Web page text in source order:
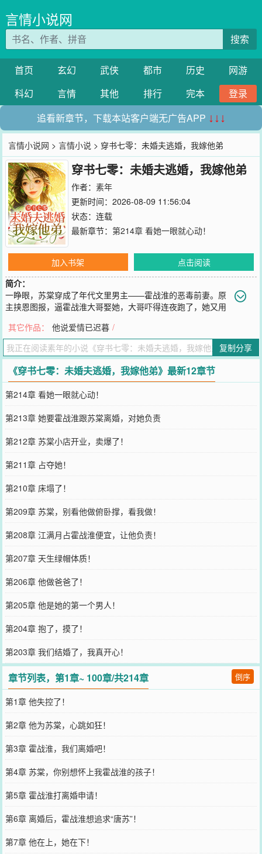
言情小说网
搜索
首页 玄幻 武侠 都市 历史
网游
科幻
言情 其他 排行 完本
登录
追看新章节，下载本站客户端无广告APP ↓↓↓
言情小说网 >言情小说 > 穿书七零：未婚夫逃婚，我嫁他弟
穿书七零：未婚夫逃婚，我嫁他弟
作者： 素年
更新时间：2026-08-09 11:56:04
状态：连载
最新章节： 第214章 看她一眼就心动！
加入书架
点击阅读
简介：
一睁眼，苏棠穿成了年代文里男主——霍战淮的恶毒前妻。原
主挟恩图报，逼霍战淮大哥娶她，大哥吓得连夜跑了，她又用
还气死了霍爷爷，霍战淮盛怒之下，把她扔进了精神病医院。她还不
消停，跟二流子私奔，最终被卖进深山，一头栽进猪圈臭死。——苏
棠不想被卖进深山，更不想被活活臭死。她想活着搞钱，包养小狼狗
逍遥快活。为活命，她连夜给霍战淮写信提离婚。她以为，霍战淮会
迫不及待地跟她离婚，好与心上人双宿双栖。谁知，去民政局离婚那
天，向来清冷克制、高不可攀的男人，却疯了般把她堵在墙角，“离
婚？下辈子都别想！”——无人知晓，霍战淮和大哥一起出任务那晚，
怀里撞进来一个女人，女人细腰娇骨、活色生香，他和大哥都对她一
见倾心。只是他已经被逼娶妻，自惭形秽，不敢痴心妄想。后来，他
才知道，夜夜入他梦的姑娘，竟是他那未曾谋面、一直厌弃的妻
子……
您要是觉得《 穿书七零：未婚夫逃婚，我嫁他弟
忘记向您QQ群和微博微信里的朋友推荐哦！
其它作品： 他说爱情已迟暮 /
复制分享
《穿书七零：未婚夫逃婚，我嫁他弟》最新12章节
第214章 看她一眼就心动！
第213章 她要霍战淮跟苏棠离婚，对她负责
第212章 苏棠小店开业，卖爆了！
第211章 占夺她！
第210章 床塌了！
第209章 苏棠，别看他做俯卧撑，看我做！
第208章 江满月占霍战淮便宜，让他负责！
第207章 天生绿帽体质！
第206章 他做爸爸了！
第205章 他是她的第一个男人！
第204章 抱了，摸了！
第203章 我们结婚了，我真开心！
章节列表，第1章~ 100章/共214章 倒序
第1章 他失控了！
第2章 他为苏棠，心跳如狂！
第3章 霍战淮，我们离婚吧！
第4章 苏棠，你别想怀上我霍战淮的孩子！
第5章 霍战淮打离婚申请！
第6章 离婚后，霍战淮想追求“唐苏”！
第7章 他在上，她在下！